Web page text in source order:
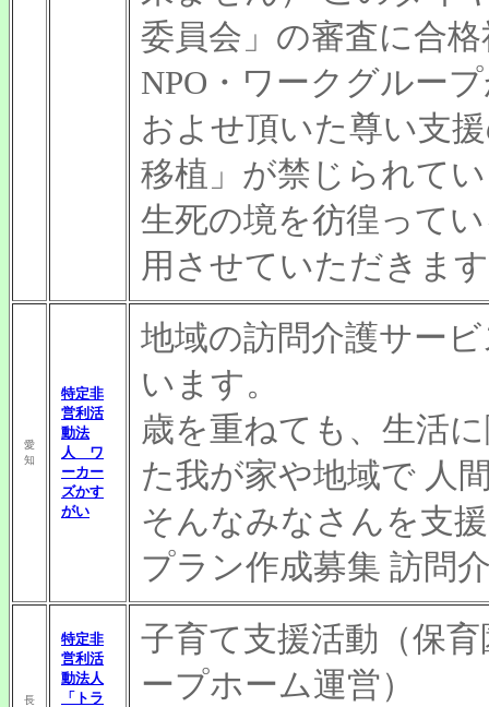
委員会」の審査に合
NPO・ワークグルー
およせ頂いた尊い支
移植」が禁じられて
生死の境を彷徨って
用させていただきま
愛
知
特定非
営利活
動法
人 ワ
ーカー
ズかす
がい
地域の訪問介護サー
います。
歳を重ねても、生活
た我が家や地域で 人
そんなみなさんを支
プラン作成募集 訪問
長
特定非
営利活
動法人
「トラ
子育て支援活動（保
ープホーム運営）